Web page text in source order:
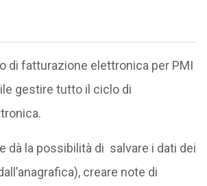
di fatturazione elettronica per PMI
gestire tutto il ciclo di
dà la possibilità di salvare i dati dei
creare note di